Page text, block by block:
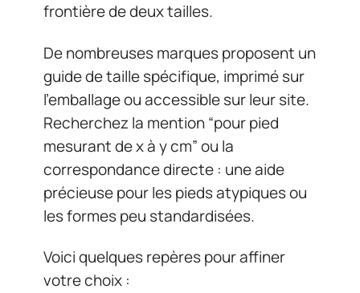
frontière de deux tailles.
De nombreuses marques proposent un
guide de taille spécifique, imprimé sur
l’emballage ou accessible sur leur site.
Recherchez la mention “pour pied
mesurant de x à y cm” ou la
correspondance directe : une aide
précieuse pour les pieds atypiques ou
les formes peu standardisées.
Voici quelques repères pour affiner
votre choix :